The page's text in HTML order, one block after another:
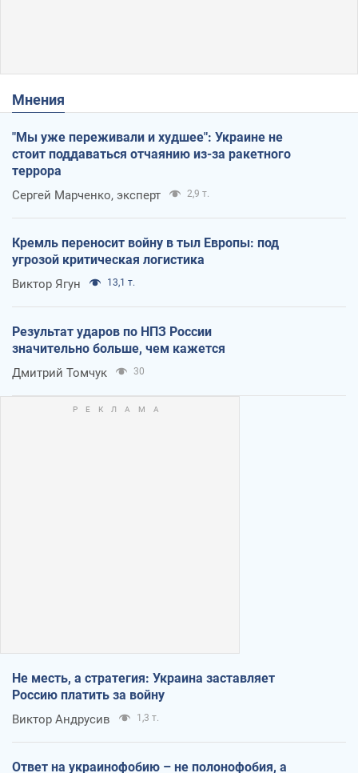
Мнения
"Мы уже переживали и худшее": Украине не
стоит поддаваться отчаянию из-за ракетного
террора
Сергей Марченко, эксперт 2,9 т.
Кремль переносит войну в тыл Европы: под
угрозой критическая логистика
Виктор Ягун 13,1 т.
Результат ударов по НПЗ России
значительно больше, чем кажется
Дмитрий Томчук 30
Не месть, а стратегия: Украина заставляет
Россию платить за войну
Виктор Андрусив 1,3 т.
Ответ на украинофобию – не полонофобия, а